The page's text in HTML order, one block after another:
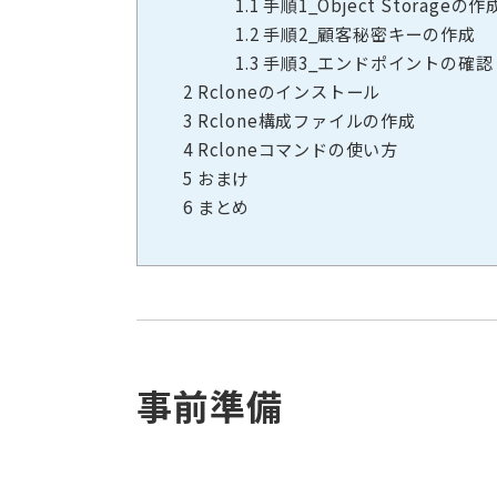
1.2手順2_顧客秘密キーの作成
1.3 手順3_エンドポイントの確認
2 Rcloneのインストール
3 Rclone構成ファイルの作成
4Rcloneコマンドの使い方
5 おまけ
6 まとめ
事前準備